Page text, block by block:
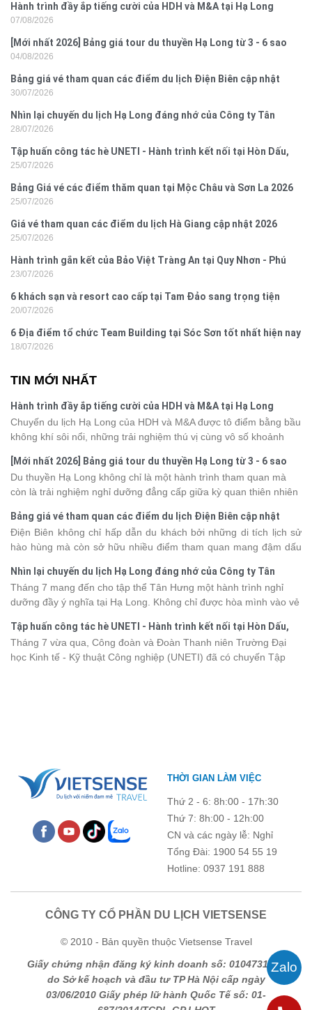
Hành trình đầy ắp tiếng cười của HDH và M&A tại Hạ Long
07/08/2026
[Mới nhất 2026] Bảng giá tour du thuyền Hạ Long từ 3 - 6 sao
04/08/2026
Bảng giá vé tham quan các điểm du lịch Điện Biên cập nhật
2026
30/07/2026
Nhìn lại chuyến du lịch Hạ Long đáng nhớ của Công ty Tân
Hưng 2026
28/07/2026
Tập huấn công tác hè UNETI - Hành trình kết nối tại Hòn Dấu,
Đồ Sơn
25/07/2026
Bảng Giá vé các điểm thăm quan tại Mộc Châu và Sơn La 2026
25/07/2026
Giá vé tham quan các điểm du lịch Hà Giang cập nhật 2026
25/07/2026
Hành trình gắn kết của Bảo Việt Tràng An tại Quy Nhơn - Phú
Yên
23/07/2026
6 khách sạn và resort cao cấp tại Tam Đảo sang trọng tiện
nghi
20/07/2026
6 Địa điểm tổ chức Team Building tại Sóc Sơn tốt nhất hiện nay
18/07/2026
TIN MỚI NHẤT
Hành trình đầy ắp tiếng cười của HDH và M&A tại Hạ Long
Chuyến du lịch Hạ Long của HDH và M&A được tô điểm bằng bầu
không khí sôi nổi, những trải nghiệm thú vị cùng vô số khoảnh
phút giây đồng hành bên nhau, tất cả đã tạo nên một chuyến đi
tràn đầy cảm xúc và dấu ấn khó quên.
[Mới nhất 2026] Bảng giá tour du thuyền Hạ Long từ 3 - 6 sao
Du thuyền Hạ Long không chỉ là một hành trình tham quan mà
còn là trải nghiệm nghỉ dưỡng đẳng cấp giữa kỳ quan thiên nhiên
khác nhau, khiến nhiều du khách băn khoăn khi lựa chọn. Bài viết
dưới đây sẽ cập nhật bảng giá tour du thuyền Hạ Long mới nhất
2026 từ 3 - 6 sao, giúp bạn dễ dàng so sánh và tìm được hành
trình phù hợp với nhu cầu cũng như ngân sách.
Bảng giá vé tham quan các điểm du lịch Điện Biên cập nhật
2026
Điện Biên không chỉ hấp dẫn du khách bởi những di tích lịch sử
hào hùng mà còn sở hữu nhiều điểm tham quan mang đậm dấu
phá vùng đất này, việc cập nhật trước giá vé sẽ giúp bạn chủ
động hơn trong lịch trình và chi phí. Cùng Vietsense Travel tham
khảo bảng giá vé tham quan các điểm du lịch Điện Biênmới nhất
năm 2026 ngay dưới đây.
Nhìn lại chuyến du lịch Hạ Long đáng nhớ của Công ty Tân
Hưng 2026
Tháng 7 mang đến cho tập thể Tân Hưng một hành trình nghỉ
dưỡng đầy ý nghĩa tại Hạ Long. Không chỉ được hòa mình vào vẻ
kết, sẻ chia và lưu giữ nhiều khoảnh khắc đáng nhớ. Hãy cùng
nhìn lại chuyến đi ngập tràn niềm vui và những trải nghiệm khó
quên.
Tập huấn công tác hè UNETI - Hành trình kết nối tại Hòn Dấu,
Đồ Sơn
Tháng 7 vừa qua, Công đoàn và Đoàn Thanh niên Trường Đại
học Kinh tế - Kỹ thuật Công nghiệp (UNETI) đã có chuyến Tập
THỜI GIAN LÀM VIỆC
Thứ 2 - 6: 8h:00 - 17h:30
Thứ 7: 8h:00 - 12h:00
CN và các ngày lễ: Nghỉ
Tổng Đài: 1900 54 55 19
Hotline: 0937 191 888
CÔNG TY CỔ PHẦN DU LỊCH VIETSENSE
© 2010 - Bản quyền thuộc Vietsense Travel
Giấy chứng nhận đăng ký kinh doanh số: 0104731205
do Sở kế hoạch và đầu tư TP Hà Nội cấp ngày
03/06/2010 Giấy phép lữ hành Quốc Tế số: 01-